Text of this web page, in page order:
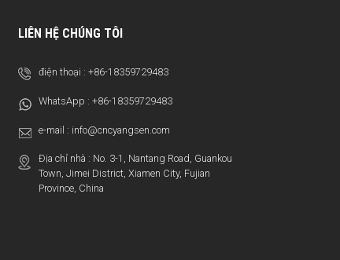
LIÊN HỆ CHÚNG TÔI
điện thoại :+86-18359729483
WhatsApp :+86-18359729483
e-mail : info@cncyangsen.com
Địa chỉ nhà : No. 3-1, Nantang Road, Guankou
Town, Jimei District, Xiamen City, Fujian
Province, China